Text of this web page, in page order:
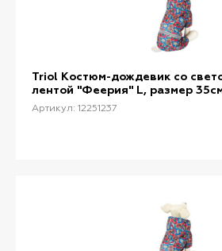
Triol Костюм-дождевик со
лентой "Феерия" L, размер
Артикул: 12251237